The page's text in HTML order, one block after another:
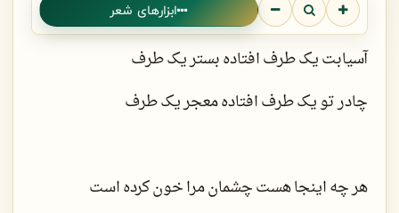
ابزارهای شعر
آسیابت یک طرف افتاده بستر یک طرف
چادر تو یک طرف افتاده معجر یک طرف
هر چه اینجا هست چشمان مرا خون کرده است